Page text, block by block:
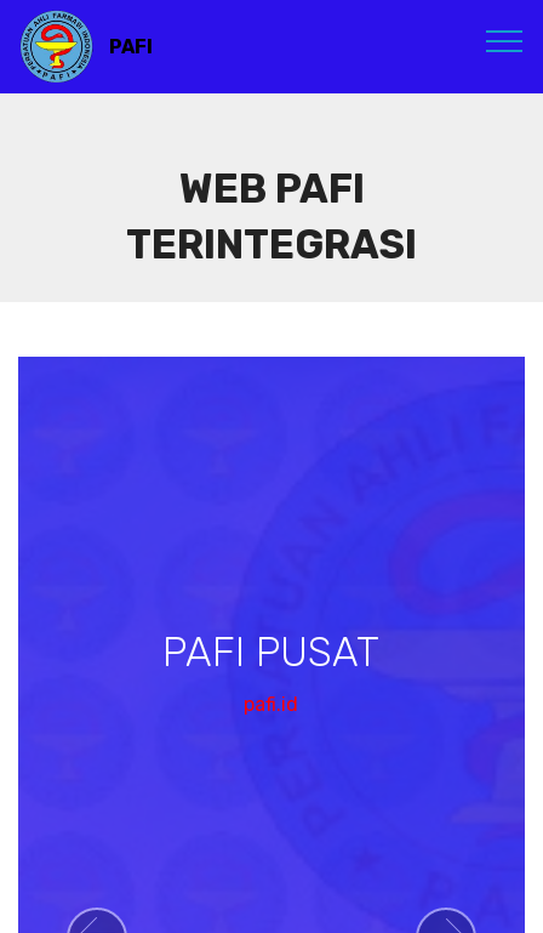
PAFI
WEB PAFI
TERINTEGRASI
PAFI PUSAT
pafi.id